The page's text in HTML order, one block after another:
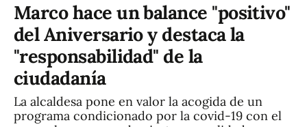
Marco hace un balance "positivo"
del Aniversario y destaca la
"responsabilidad" de la
ciudadanía
La alcaldesa pone en valor la acogida de un
programa condicionado por la covid-19 con el